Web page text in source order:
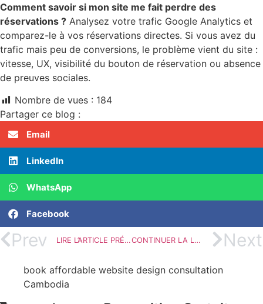
Comment savoir si mon site me fait perdre des
réservations ? Analysez votre trafic Google Analytics et
comparez-le à vos réservations directes. Si vous avez du
trafic mais peu de conversions, le problème vient du site :
vitesse, UX, visibilité du bouton de réservation ou absence
de preuves sociales.
Nombre de vues : 184
Partager ce blog :
Email
LinkedIn
WhatsApp
Facebook
Prev LIRE L’ARTICLE PRÉCÉDENT CONTINUER LA LECTURE Next